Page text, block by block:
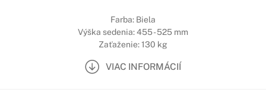
Farba: Biela
Výška sedenia: 455 - 525 mm
Zaťaženie: 130 kg
VIAC INFORMÁCIÍ